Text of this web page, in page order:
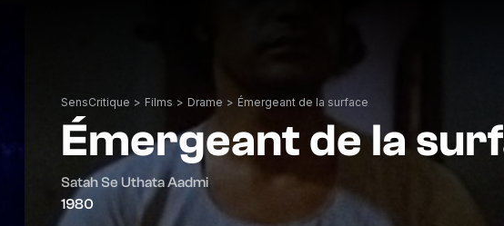
SensCritique > Films > Drame > Émergeant de la surface
Émergeant de la
Satah Se Uthata Aadmi
1980